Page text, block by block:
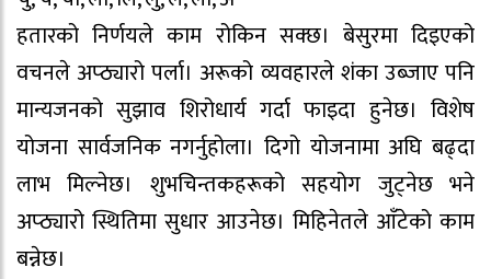
हतारको निर्णयले काम रोकिन सक्छ। बेसुरमा दिइएको
वचनले अप्ठ्यारो पर्ला। अरूको व्यवहारले शंका उब्जाए पनि
मान्यजनको सुझाव शिरोधार्य गर्दा फाइदा हुनेछ। विशेष
योजना सार्वजनिक नगर्नुहोला। दिगो योजनामा अघि बढ्दा
लाभ मिल्नेछ। शुभचिन्तकहरूको सहयोग जुट्नेछ भने
अप्ठ्यारो स्थितिमा सुधार आउनेछ। मिहिनेतले आँटेको काम
बन्नेछ।